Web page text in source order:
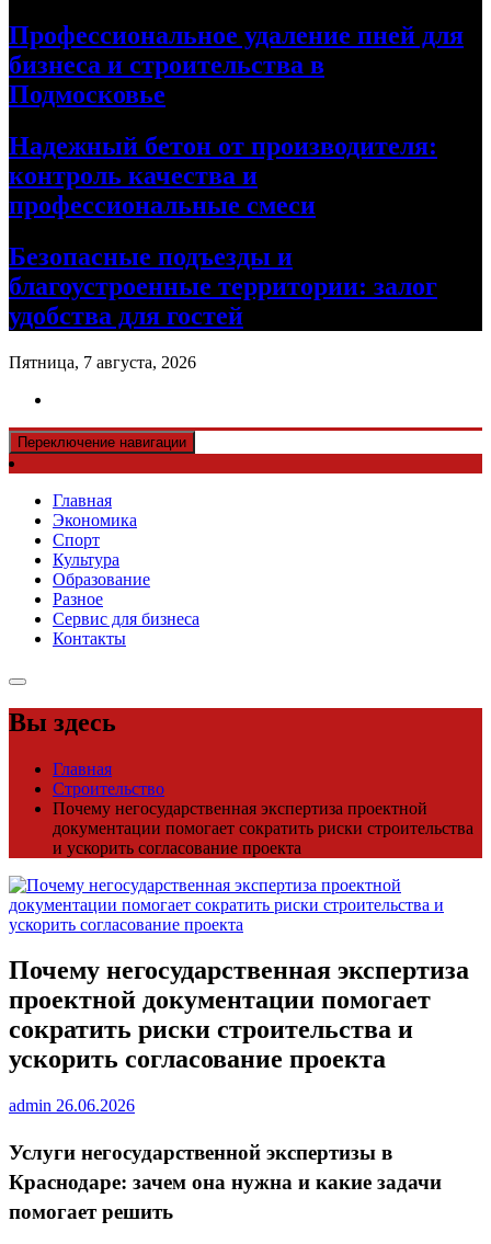
Профессиональное удаление пней для
бизнеса и строительства в
Подмосковье
Надежный бетон от производителя:
контроль качества и
профессиональные смеси
Безопасные подъезды и
благоустроенные территории: залог
удобства для гостей
Пятница, 7 августа, 2026
Переключение навигации
Главная
Экономика
Спорт
Культура
Образование
Разное
Сервис для бизнеса
Контакты
Вы здесь
Главная
Строительство
Почему негосударственная экспертиза проектной
документации помогает сократить риски строительства
и ускорить согласование проекта
Почему негосударственная экспертиза
проектной документации помогает
сократить риски строительства и
ускорить согласование проекта
admin 26.06.2026
Услуги негосударственной экспертизы в
Краснодаре: зачем она нужна и какие задачи
помогает решить